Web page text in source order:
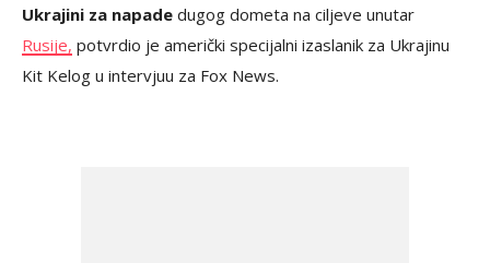
Ukrajini za napade dugog dometa na ciljeve unutar
Rusije, potvrdio je američki specijalni izaslanik za Ukrajinu
Kit Kelog u intervjuu za Fox News.